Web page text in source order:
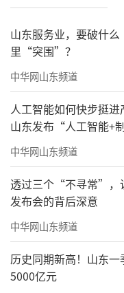
Ⅱ级应急响应。应
一、健康防
提示儿童、
疾病患者及其他
户外活动，尽量
做好防护措施。
动，中小学、幼
气重污染应急、
传。停止举办大
二、倡议性
倡导公众绿
山东服务业，要破什
里“突围”？
中华网山东频道
人工智能如何快步挺
山东发布“人工智能+
中华网山东频道
透过三个“不寻常”，
发布会的背后深意
中华网山东频道
历史同期新高！山东
5000亿元